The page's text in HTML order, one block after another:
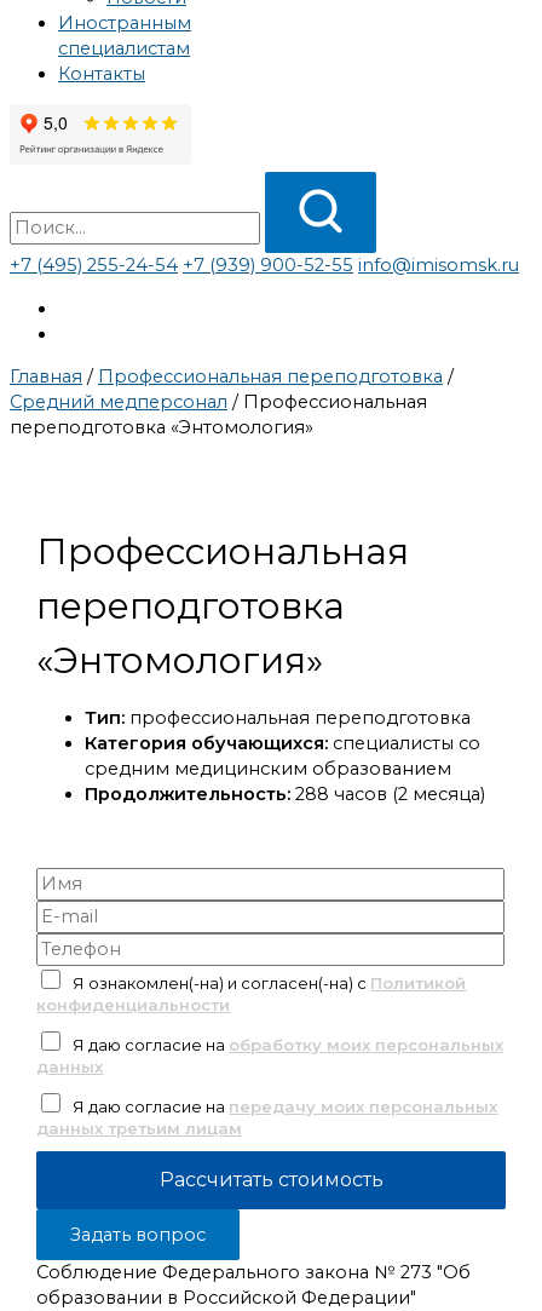
Иностранным
специалистам
Контакты
+7 (495) 255-24-54 +7 (939) 900-52-55 info@imisomsk.ru
Главная / Профессиональная переподготовка /
Средний медперсонал / Профессиональная
переподготовка «Энтомология»
Профессиональная
переподготовка
«Энтомология»
Тип: профессиональная переподготовка
Категория обучающихся: специалисты со
средним медицинским образованием
Продолжительность: 288 часов (2 месяца)
Я ознакомлен(-на) и согласен(-на) с Политикой
конфиденциальности
Я даю согласие на обработку моих персональных
данных
Я даю согласие на передачу моих персональных
данных третьим лицам
Задать вопрос
Соблюдение Федерального закона № 273 "Об
образовании в Российской Федерации"